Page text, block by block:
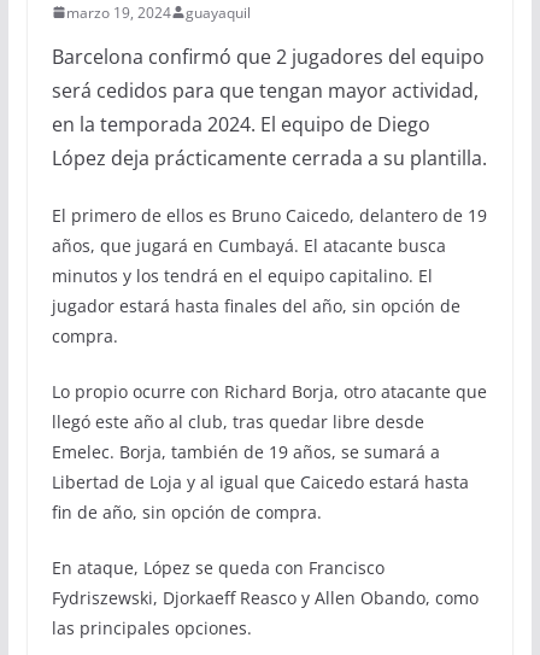
marzo 19, 2024 guayaquil
Barcelona confirmó que 2 jugadores del equipo
será cedidos para que tengan mayor actividad,
en la temporada 2024. El equipo de Diego
López deja prácticamente cerrada a su plantilla.
El primero de ellos es Bruno Caicedo, delantero de 19
años, que jugará en Cumbayá. El atacante busca
minutos y los tendrá en el equipo capitalino. El
jugador estará hasta finales del año, sin opción de
compra.
Lo propio ocurre con Richard Borja, otro atacante que
llegó este año al club, tras quedar libre desde
Emelec. Borja, también de 19 años, se sumará a
Libertad de Loja y al igual que Caicedo estará hasta
fin de año, sin opción de compra.
En ataque, López se queda con Francisco
Fydriszewski, Djorkaeff Reasco y Allen Obando, como
las principales opciones.